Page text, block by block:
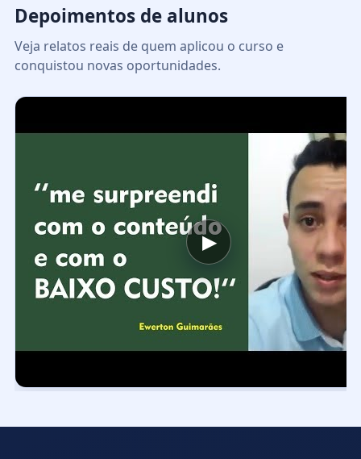
Depoimentos de alunos
Veja relatos reais de quem aplicou o curso e
conquistou novas oportunidades.
▶